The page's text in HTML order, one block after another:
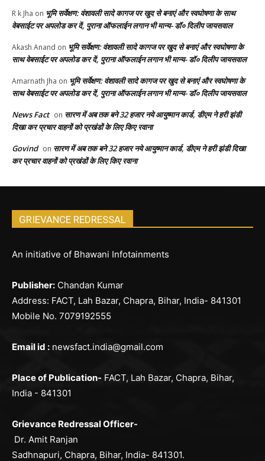
R k Jha on भूमि सर्वेक्षण: वंशावली सादे कागज पर खुद से बनाएं और स्वघोषणा के साथ
वेबसाईट पर अपलोड कर दें, पुराना ऑफलाईन लगान भी मान्य- डॉ० दिलीप जायसवाल
Akash Anand on भूमि सर्वेक्षण: वंशावली सादे कागज पर खुद से बनाएं और स्वघोषणा के
साथ वेबसाईट पर अपलोड कर दें, पुराना ऑफलाईन लगान भी मान्य- डॉ० दिलीप जायसवाल
Amarnath Jha on भूमि सर्वेक्षण: वंशावली सादे कागज पर खुद से बनाएं और स्वघोषणा के
साथ वेबसाईट पर अपलोड कर दें, पुराना ऑफलाईन लगान भी मान्य- डॉ० दिलीप जायसवाल
News Fact on सारण में अब तक बने 32 हजार नये आयुष्मान कार्ड, डीएम ने हरी झंडी
दिखा कर प्रचार वाहनों को प्रखंडों के लिए किए रवाना
Govind on सारण में अब तक बने 32 हजार नये आयुष्मान कार्ड, डीएम ने हरी झंडी दिखा
कर प्रचार वाहनों को प्रखंडों के लिए किए रवाना
GRIEVANCE REDRESSAL
An initiative of Bhawani Infotainments
Publisher: Chandan Kumar
Address: FACT, Lah Bazar, Chapra, Bihar, India- 841301
Mobile No. 7079192555
Email id : newsfact.india@gmail.com
Place of Publication- FACT, Lah Bazar, Chapra, Bihar,
India - 841301
Grievance Redressal Officer-
Dr. Amit Ranjan
Sadhnapuri, Chapra, Bihar, India- 841301.